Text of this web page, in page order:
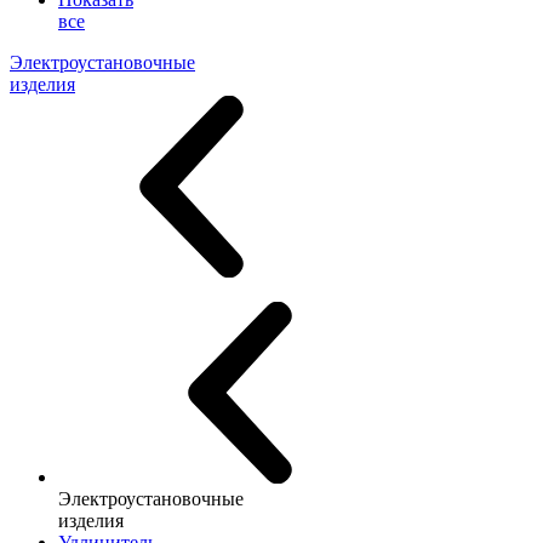
все
Электроустановочные
изделия
Электроустановочные
изделия